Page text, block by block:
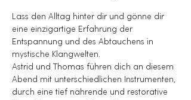
Lass den Alltag hinter dir und gönne dir
eine einzigartige Erfahrung der
Entspannung und des Abtauchens in
mystische Klangwelten.
Astrid und Thomas führen dich an diesem
Abend mit unterschiedlichen Instrumenten,
durch eine tief nährende und restorative